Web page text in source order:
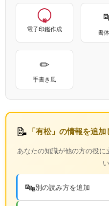
電子印鑑作成 書
✏
手書き風
📝 「有松」の情報を追
あなたの知識が他の方の役
🔤別の読み方を追加